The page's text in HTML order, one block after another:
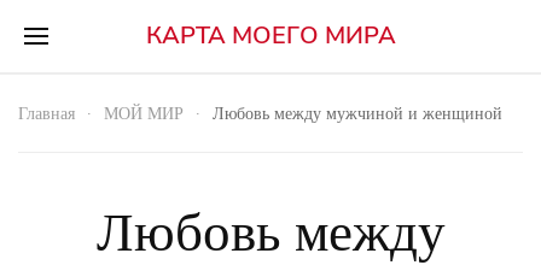
КАРТА МОЕГО МИРА
Главная МОЙ МИР Любовь между мужчиной и женщиной
Любовь между